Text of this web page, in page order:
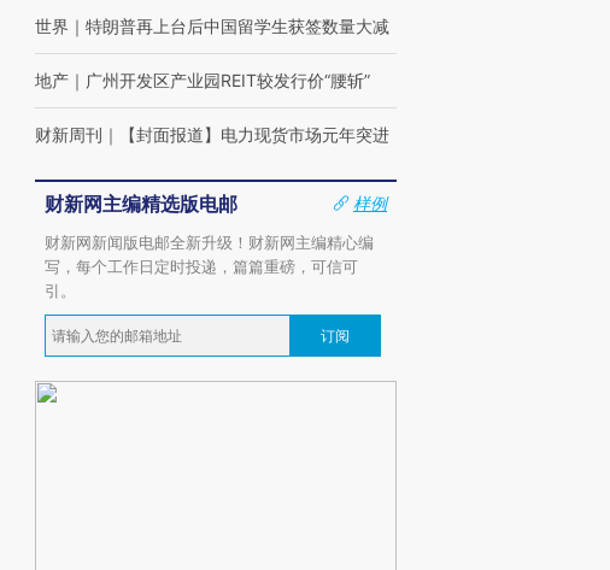
世界 ｜ 特朗普再上台后中国留学生获签数量大减
地产 ｜ 广州开发区产业园REIT较发行价“腰斩”
财新周刊 ｜ 【封面报道】电力现货市场元年突进
财新网主编精选版电邮
样例
财新网新闻版电邮全新升级！财新网主编精心编
写，每个工作日定时投递，篇篇重磅，可信可
引。
订阅